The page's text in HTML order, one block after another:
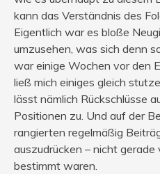
kann das Verständnis des
Eigentlich war es bloße
umzusehen, was sich denn
war einige Wochen vor den
ließ mich einiges gleich
lässt nämlich Rückschlüsse
Positionen zu. Und auf der
rangierten regelmäßig
auszudrücken – nicht
bestimmt waren.